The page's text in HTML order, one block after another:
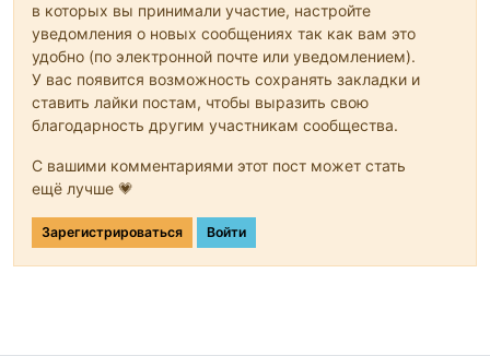
в которых вы принимали участие, настройте
уведомления о новых сообщениях так как вам это
удобно (по электронной почте или уведомлением).
У вас появится возможность сохранять закладки и
ставить лайки постам, чтобы выразить свою
благодарность другим участникам сообщества.
С вашими комментариями этот пост может стать
ещё лучше 💗
Зарегистрироваться Войти